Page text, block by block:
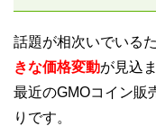
話題が相次いでいる
きな価格変動が見込
最近のGMOコイン販
りです。